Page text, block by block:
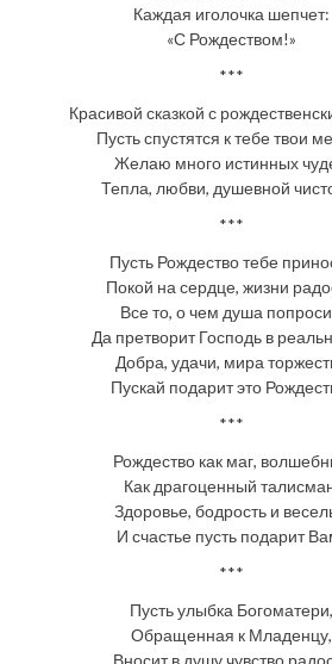
Каждая иголочка шепчет:
«С Рождеством!»
***
Красивой сказкой с
Пусть спустятся к тебе твои
Желаю много истинных
Тепла, любви, душевной
***
Пусть Рождество тебе
Покой на сердце, жизни
Все то, о чем душа
Да претворит Господь в
Добра, удачи, мира
Пускай подарит это
***
Рождество как маг,
Как драгоценный
Здоровье, бодрость и
И счастье пусть подарит
***
Пусть улыбка Богоматери,
Обращенная к Младенцу,
Вносит в душу чувство